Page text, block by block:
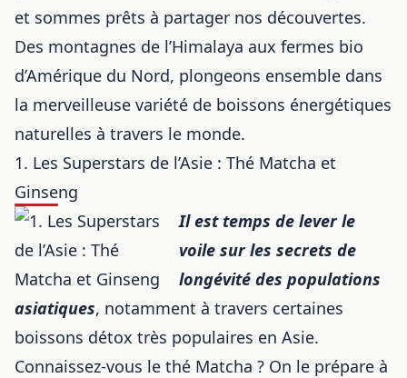
et sommes prêts à partager nos découvertes.
Des montagnes de l’Himalaya aux fermes bio
d’Amérique du Nord, plongeons ensemble dans
la merveilleuse variété de boissons énergétiques
naturelles à travers le monde.
1. Les Superstars de l’Asie : Thé Matcha et
Ginseng
Il est temps de lever le
voile sur les secrets de
longévité des populations
asiatiques, notamment à travers certaines
boissons détox très populaires en Asie.
Connaissez-vous le thé Matcha ? On le prépare à